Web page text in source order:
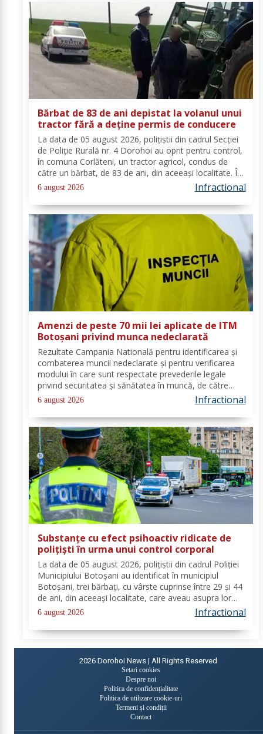
Bărbat de 83 de ani depistat la volanul unui
tractor fără a deține permis de conducere
La data de 05 august 2026, polițiștii din cadrul Secției
de Poliție Rurală nr. 4 Dorohoi au oprit pentru control,
în comuna Corlăteni, un tractor agricol, condus de
către un bărbat, de 83 de ani, din aceeași localitate. În
urma verificărilor efectuate de către polițiști, s-a
constatat faptul că...
6 august 2026 Infractional
Amenzi de peste 70 mii lei aplicate de ITM
Botoșani privind munca nedeclarată
Rezultate Campania Natională pentru identificarea și
combaterea muncii nedeclarate și pentru verificarea
modului în care sunt respectate prevederile legale
privind securitatea și sănătatea în muncă, de către
angajatorii care desfășoară activități în domeniul
Industria alimentară - cod CAEN 10....
6 august 2026 Infractional
Substanțe cu efect psihoactiv ridicate de
polițiști în urma unui control corporal
La data de 05 august 2026, polițiștii din cadrul Poliției
Municipiului Botoșani au identificat în municipiul
Botoșani, trei bărbați, cu vârste cuprinse între 29 și 44
de ani, din aceeași localitate, care aveau asupra lor
substanțe psihoactive. În urma efectuării controlului
corporal asupra unuia...
6 august 2026 Infractional
2026 Dorohoi News | All Rights Reserved
Setari cookies
Despre noi
Politica de confidențialitate
Politica de utilizare cookie-uri
Termeni și condiții
Contact